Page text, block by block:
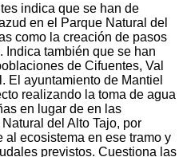
indica que se han de
en el Parque Natural del
como la creación de pasos
Indica también que se han
de Cifuentes, Val
El ayuntamiento de Mantiel
realizando la toma de agua
en lugar de en las
del Alto Tajo, por
al ecosistema en ese tramo y
previstos. Cuestiona las